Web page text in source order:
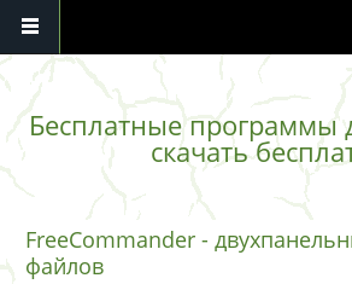
Перейти к основному содержанию
Бесплатные программы
скачать
FreeCommander -
файлов